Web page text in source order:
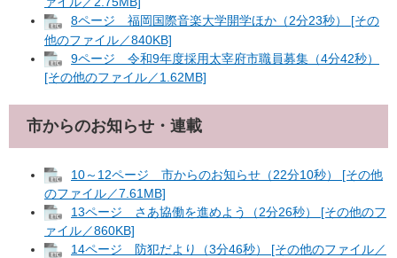
8ページ 福岡国際音楽大学開学ほか（2分23秒） [その
他のファイル／840KB]
9ページ 令和9年度採用太宰府市職員募集（4分42秒）
[その他のファイル／1.62MB]
市からのお知らせ・連載
10～12ページ 市からのお知らせ（22分10秒） [その他
のファイル／7.61MB]
13ページ さあ協働を進めよう（2分26秒） [その他のフ
ァイル／860KB]
14ページ 防犯だより（3分46秒） [その他のファイル／